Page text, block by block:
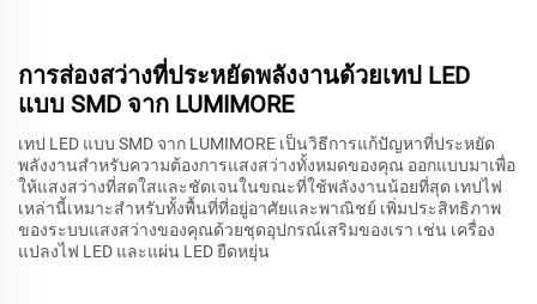
การส่องสว่างที่ประหยัดพลังงานด้วยเทป LED
แบบ SMD จาก LUMIMORE
เทป LED แบบ SMD จาก LUMIMORE เป็นวิธีการแก้ปัญหาที่ประหยัด
พลังงานสำหรับความต้องการแสงสว่างทั้งหมดของคุณ ออกแบบมาเพื่อ
ให้แสงสว่างที่สดใสและชัดเจนในขณะที่ใช้พลังงานน้อยที่สุด เทปไฟ
เหล่านี้เหมาะสำหรับทั้งพื้นที่ที่อยู่อาศัยและพาณิชย์ เพิ่มประสิทธิภาพ
ของระบบแสงสว่างของคุณด้วยชุดอุปกรณ์เสริมของเรา เช่น เครื่อง
แปลงไฟ LED และแผ่น LED ยืดหยุ่น